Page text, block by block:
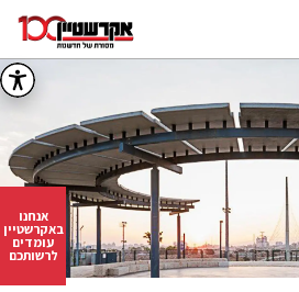
אנחנו
באקרשטיין
עומדים
לרשותכם